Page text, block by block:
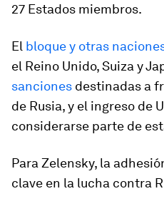
27 Estados miembros.
El bloque y otras
el Reino Unido, Suiza y
sanciones destinadas a
de Rusia, y el ingreso de
considerarse parte de
Para Zelensky, la
clave en la lucha contra